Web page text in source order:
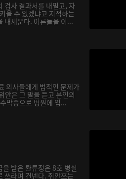
검사 결과서를 내밀고, 자
울 수 있겠냐고 지적하는
내세운다. 어른들을 이...
의사들에게 법적인 문제가
안은 그 말을 듣고 본인의
막종으로 병원에 입...
받은 롼류정은 8호 병실
쓰라며 건넨다. 쥐안쯔는